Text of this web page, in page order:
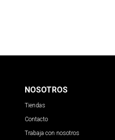
NOSOTROS
Tiendas
Contacto
Trabaja con nosotros